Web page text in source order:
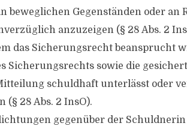
beweglichen Gegenständen oder an
anzuzeigen (§ 28 Abs. 2
das Sicherungsrecht beansprucht
Sicherungsrechts sowie die
schuldhaft unterlässt oder
(§ 28 Abs. 2 InsO).
gegenüber der